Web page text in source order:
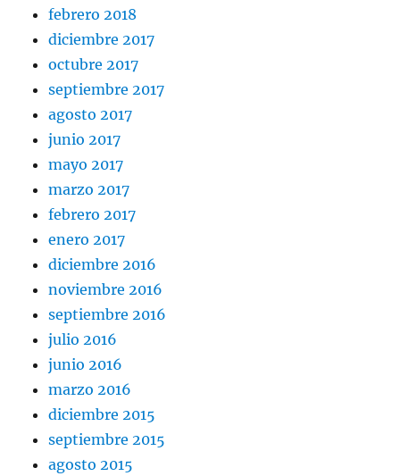
febrero 2018
diciembre 2017
octubre 2017
septiembre 2017
agosto 2017
junio 2017
mayo 2017
marzo 2017
febrero 2017
enero 2017
diciembre 2016
noviembre 2016
septiembre 2016
julio 2016
junio 2016
marzo 2016
diciembre 2015
septiembre 2015
agosto 2015